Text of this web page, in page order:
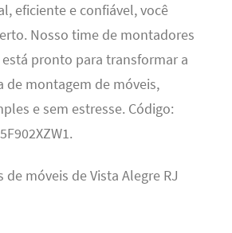
eficiente e confiável, você
Nosso time de montadores
pronto para transformar a
de montagem de móveis,
e sem estresse. Código:
móveis de Vista Alegre RJ